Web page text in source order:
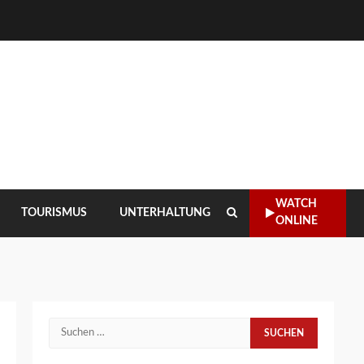
TOURISMUS UNTERHALTUNG
WATCH
ONLINE
Suchen